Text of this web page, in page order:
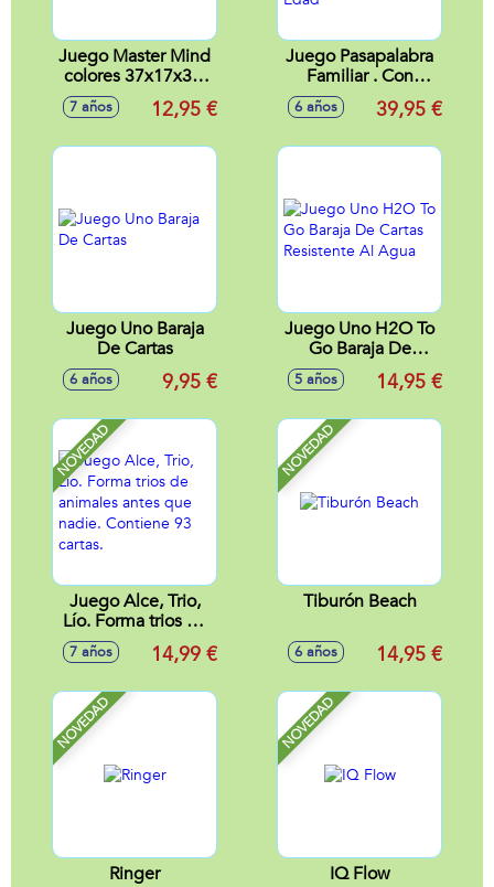
Juego Master Mind
colores 37x17x3,5
7 años 12,95 €
Juego Pasapalabra
Familiar . Con
Preguntas
Adaptadas Para El
6 años 39,95 €
Juego Uno Baraja
De Cartas
6 años 9,95 €
Juego Uno H2O To
Go Baraja De
Cartas Resistente Al
Agua
5 años 14,95 €
NOVEDAD
Juego Alce, Trio,
Lío. Forma trios de
animales antes que
nadie. Contiene 93
7 años 14,99 €
NOVEDAD
Tiburón Beach
6 años 14,95 €
NOVEDAD
Ringer
NOVEDAD
IQ Flow